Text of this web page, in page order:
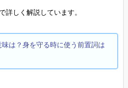
詳しく解説しています。
味は？身を守る時に使う前置詞は